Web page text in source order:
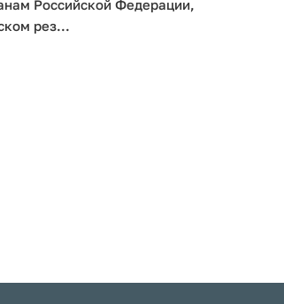
Российской Федерации,
рез...